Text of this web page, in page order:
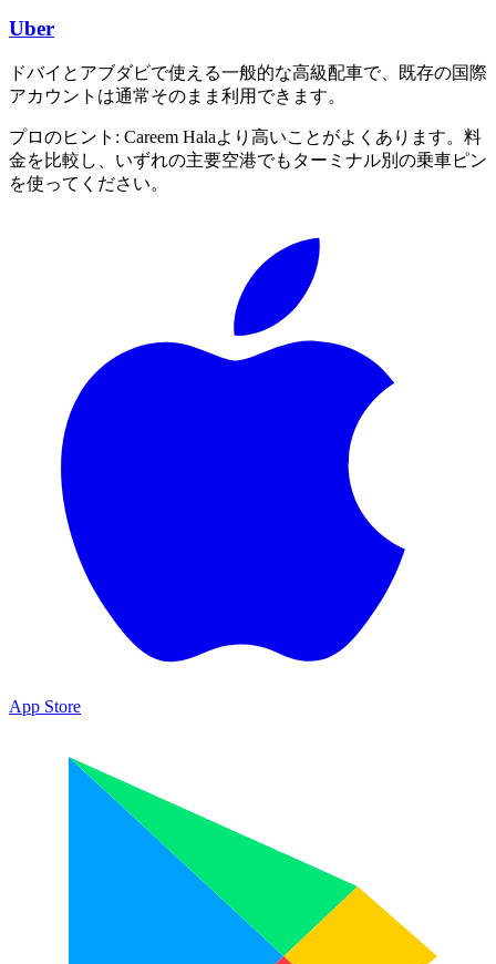
Uber
ドバイとアブダビで使える一般的な高級配車で、既存の国際
アカウントは通常そのまま利用できます。
プロのヒント: Careem Halaより高いことがよくあります。料
金を比較し、いずれの主要空港でもターミナル別の乗車ピン
を使ってください。
App Store